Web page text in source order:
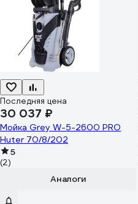
Последняя цена
30 037 ₽
Мойка Grey W-5-2600 PRO
Huter 70/8/202
5
(2)
Аналоги